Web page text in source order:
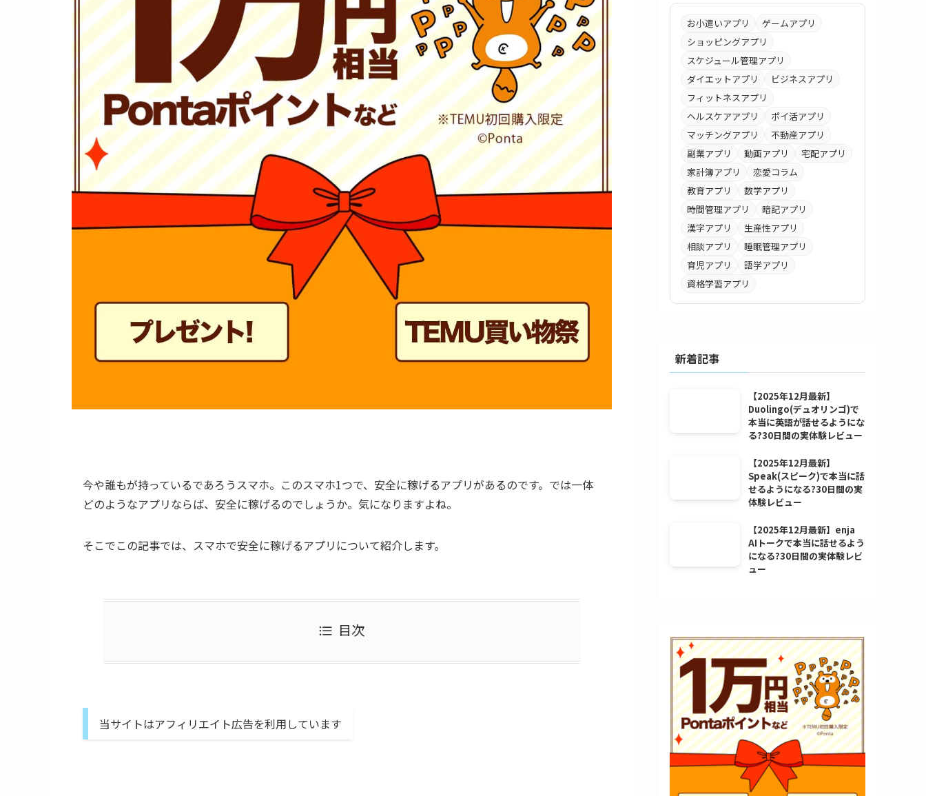
今や誰もが持っているであろうスマホ。このスマホ1つで、安全に稼げるアプリがあるのです。では一体
どのようなアプリならば、安全に稼げるのでしょうか。気になりますよね。
そこでこの記事では、スマホで安全に稼げるアプリについて紹介します。
目次
当サイトはアフィリエイト広告を利用しています
お小遣いアプリ
ゲームアプリ
ショッピングアプリ
スケジュール管理アプリ
ダイエットアプリ
ビジネスアプリ
フィットネスアプリ
ヘルスケアアプリ
ポイ活アプリ
マッチングアプリ
不動産アプリ
副業アプリ
動画アプリ
宅配アプリ
家計簿アプリ
恋愛コラム
教育アプリ
数学アプリ
時間管理アプリ
暗記アプリ
漢字アプリ
生産性アプリ
相談アプリ
睡眠管理アプリ
育児アプリ
語学アプリ
資格学習アプリ
新着記事
【2025年12月最新】
Duolingo(デュオリンゴ)で
本当に英語が話せるようにな
る?30日間の実体験レビュー
【2025年12月最新】
Speak(スピーク)で本当に話
せるようになる?30日間の実
体験レビュー
【2025年12月最新】enja
AIトークで本当に話せるよう
になる?30日間の実体験レビ
ュー